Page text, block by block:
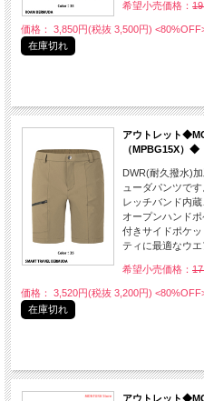
希望小売価格：
価格： 3,850円(税抜 3,500円)
在庫切れ
アウトレット
（MPBG15X）◆
DWR(耐久撥水)
ューダパンツで
レッチバンド内
オープンハンド
付きサイドポケ
ティに最適なウエ
希望小売価格：
価格： 3,520円(税抜 3,200円)
在庫切れ
アウトレット